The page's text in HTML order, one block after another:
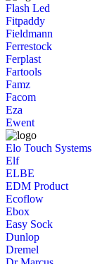
Flash Led
Fitpaddy
Fieldmann
Ferrestock
Ferplast
Fartools
Famz
Facom
Eza
Ewent
Elo Touch Systems
Elf
ELBE
EDM Product
Ecoflow
Ebox
Easy Sock
Dunlop
Dremel